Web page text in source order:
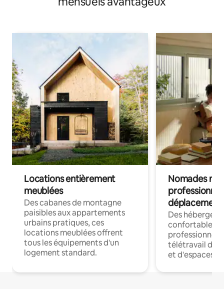
Locations entièrement
meublées
Des cabanes de montagne
paisibles aux appartements
urbains pratiques, ces
locations meublées offrent
tous les équipements d'un
logement standard.
Nomades
déplacement
Des
confortables
professionnels
télétravail
et d'espaces